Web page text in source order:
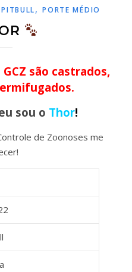
PITBULL,PORTE MÉDIO
sou o Thor!
de Zoonoses me